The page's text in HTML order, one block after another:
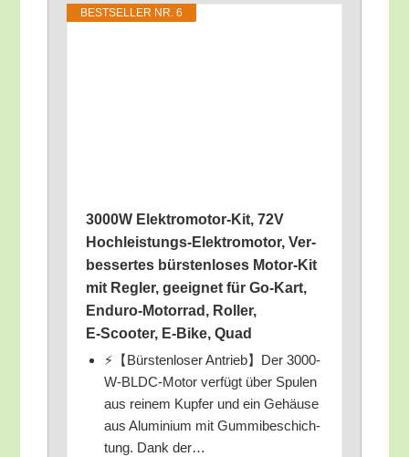
BEST­SEL­LER NR. 6
3000W Elek­tro­mo­tor-Kit, 72V
Hoch­leis­tungs-Elek­tro­mo­tor, Ver­
bes­ser­tes bürs­ten­lo­ses Motor-Kit
mit Reg­ler, geeig­net für Go-Kart,
Endu­ro-Motor­rad, Rol­ler,
E‑Scooter, E‑Bike, Quad
⚡【Bürs­ten­lo­ser Antrieb】Der 3000-
W-BLDC-Motor ver­fügt über Spu­len
aus rei­nem Kup­fer und ein Gehäu­se
aus Alu­mi­ni­um mit Gum­mi­be­schich­
tung. Dank der…